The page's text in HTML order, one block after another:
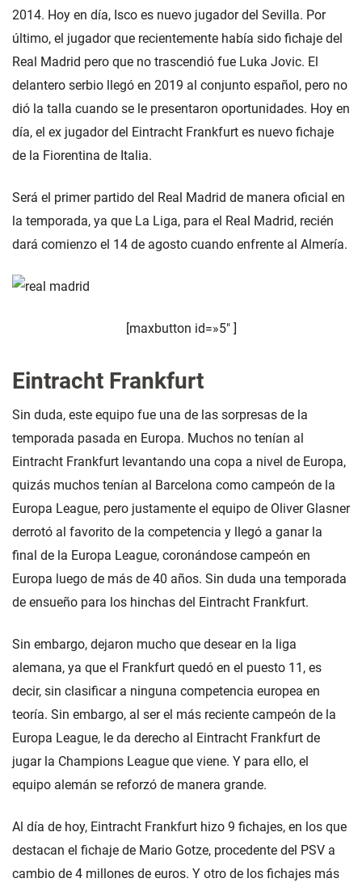
2014. Hoy en día, Isco es nuevo jugador del Sevilla. Por
último, el jugador que recientemente había sido fichaje del
Real Madrid pero que no trascendió fue Luka Jovic. El
delantero serbio llegó en 2019 al conjunto español, pero no
dió la talla cuando se le presentaron oportunidades. Hoy en
día, el ex jugador del Eintracht Frankfurt es nuevo fichaje
de la Fiorentina de Italia.
Será el primer partido del Real Madrid de manera oficial en
la temporada, ya que La Liga, para el Real Madrid, recién
dará comienzo el 14 de agosto cuando enfrente al Almería.
[maxbutton id=»5″ ]
Eintracht Frankfurt
Sin duda, este equipo fue una de las sorpresas de la
temporada pasada en Europa. Muchos no tenían al
Eintracht Frankfurt levantando una copa a nivel de Europa,
quizás muchos tenían al Barcelona como campeón de la
Europa League, pero justamente el equipo de Oliver Glasner
derrotó al favorito de la competencia y llegó a ganar la
final de la Europa League, coronándose campeón en
Europa luego de más de 40 años. Sin duda una temporada
de ensueño para los hinchas del Eintracht Frankfurt.
Sin embargo, dejaron mucho que desear en la liga
alemana, ya que el Frankfurt quedó en el puesto 11, es
decir, sin clasificar a ninguna competencia europea en
teoría. Sin embargo, al ser el más reciente campeón de la
Europa League, le da derecho al Eintracht Frankfurt de
jugar la Champions League que viene. Y para ello, el
equipo alemán se reforzó de manera grande.
Al día de hoy, Eintracht Frankfurt hizo 9 fichajes, en los que
destacan el fichaje de Mario Gotze, procedente del PSV a
cambio de 4 millones de euros. Y otro de los fichajes más